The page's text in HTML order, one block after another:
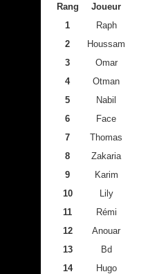
Rang Joueur
1
Raph
2
Houssam
3
Omar
4
Otman
5
Nabil
6
Face
7
Thomas
8
Zakaria
9
Karim
10
Lily
11
Rémi
12
Anouar
13
Bd
14
Hugo